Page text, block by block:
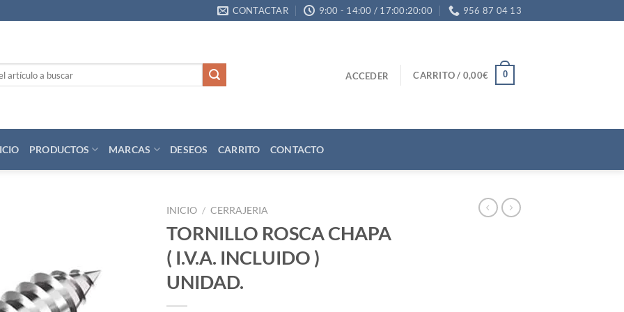
CONTACTAR 9:00 - 14:00 / 17:00:20:00 956 87 04 13
ACCEDER CARRITO / 0,00€ 0
PRODUCTOS MARCAS DESEOS CARRITO CONTACTO
INICIO / CERRAJERIA
TORNILLO ROSCA CHAPA
( I.V.A. INCLUIDO )
UNIDAD.